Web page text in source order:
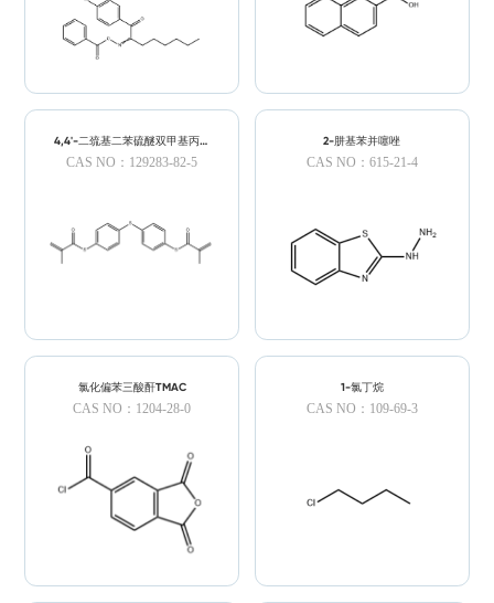
4,4'-二巯基二苯硫醚双甲基丙烯
酸甲酯
CAS NO：129283-82-5
2-肼基苯并噻唑
CAS NO：615-21-4
氯化偏苯三酸酐TMAC
CAS NO：1204-28-0
1-氯丁烷
CAS NO：109-69-3